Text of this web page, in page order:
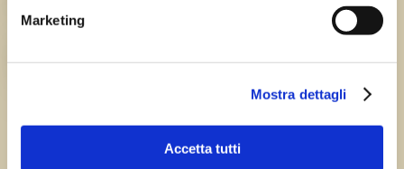
Marketing
Mostra dettagli
Accetta tutti
CAREERS